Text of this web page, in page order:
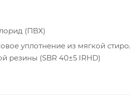
(ПВХ)
уплотнение из мягкой
резины (SBR 40±5 IRHD)